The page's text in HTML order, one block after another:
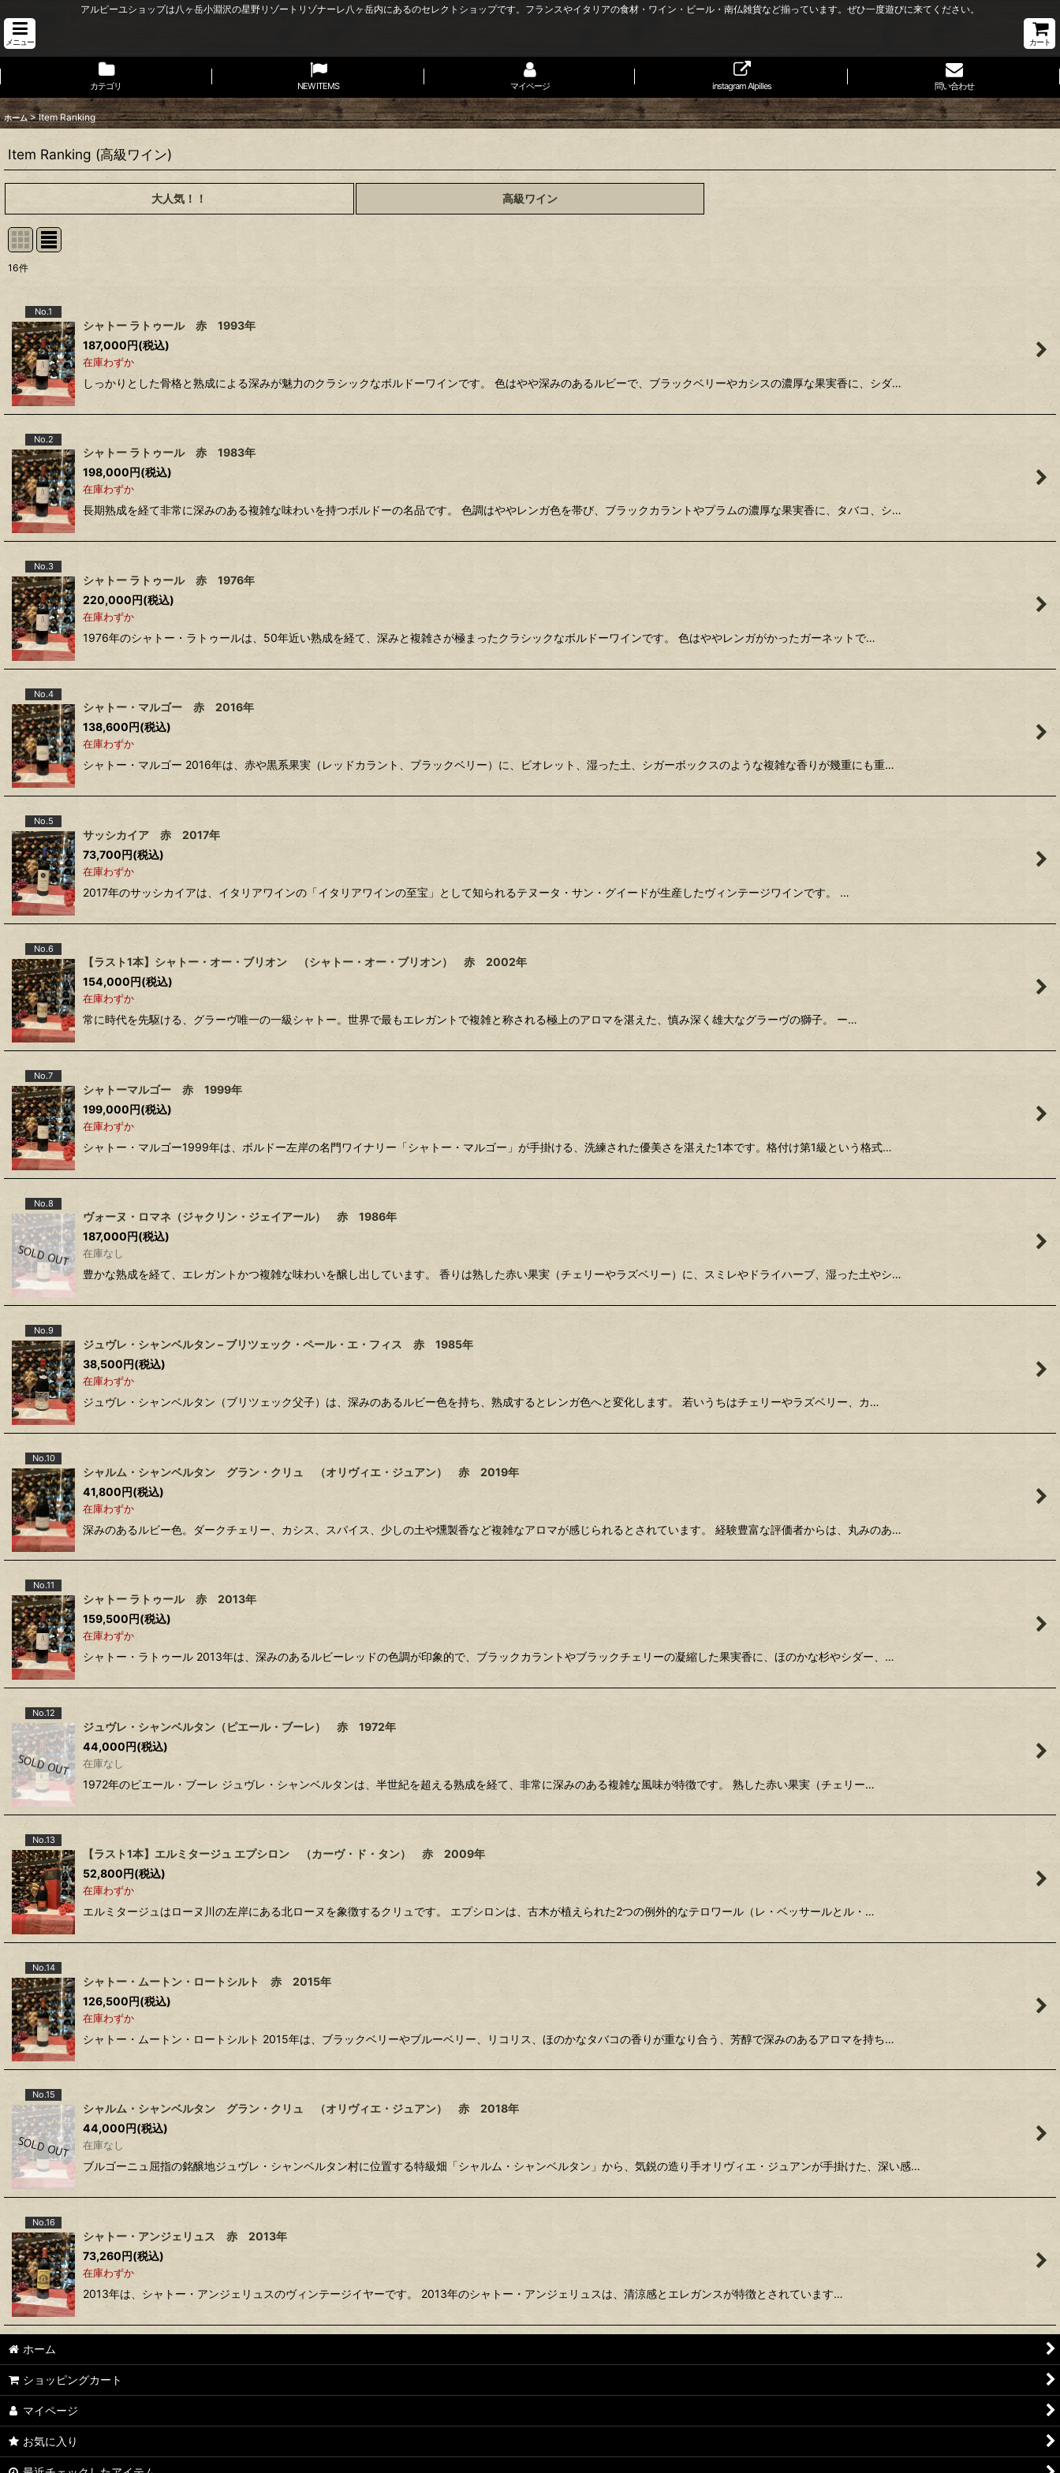
アルピーユショップは八ヶ岳小淵沢の星野リゾートリゾナーレ八ヶ岳内にあるのセレクトショップです。フランスやイタリアの食材・ワイン・ビール・南仏雑貨など揃っています。ぜひ一度遊びに来てください。
メニュー カート
カテゴリ NEW ITEMS マイページ instagram Alpilles 問い合わせ
ホーム > Item Ranking
Item Ranking (高級ワイン)
大人気！！ 高級ワイン
16件
No.1
シャトー ラトゥール 赤 1993年
187,000円(税込)
在庫わずか
しっかりとした骨格と熟成による深みが魅力のクラシックなボルドーワインです。 色はやや深みのあるルビーで、ブラックベリーやカシスの濃厚な果実香に、シダ…
No.2
シャトー ラトゥール 赤 1983年
198,000円(税込)
在庫わずか
長期熟成を経て非常に深みのある複雑な味わいを持つボルドーの名品です。 色調はややレンガ色を帯び、ブラックカラントやプラムの濃厚な果実香に、タバコ、シ…
No.3
シャトー ラトゥール 赤 1976年
220,000円(税込)
在庫わずか
1976年のシャトー・ラトゥールは、50年近い熟成を経て、深みと複雑さが極まったクラシックなボルドーワインです。 色はややレンガがかったガーネットで…
No.4
シャトー・マルゴー 赤 2016年
138,600円(税込)
在庫わずか
シャトー・マルゴー 2016年は、赤や黒系果実（レッドカラント、ブラックベリー）に、ビオレット、湿った土、シガーボックスのような複雑な香りが幾重にも重…
No.5
サッシカイア 赤 2017年
73,700円(税込)
在庫わずか
2017年のサッシカイアは、イタリアワインの「イタリアワインの至宝」として知られるテヌータ・サン・グイードが生産したヴィンテージワインです。 …
No.6
【ラスト1本】シャトー・オー・ブリオン （シャトー・オー・ブリオン） 赤 2002年
154,000円(税込)
在庫わずか
常に時代を先駆ける、グラーヴ唯一の一級シャトー。世界で最もエレガントで複雑と称される極上のアロマを湛えた、慎み深く雄大なグラーヴの獅子。 ー…
No.7
シャトーマルゴー 赤 1999年
199,000円(税込)
在庫わずか
シャトー・マルゴー1999年は、ボルドー左岸の名門ワイナリー「シャトー・マルゴー」が手掛ける、洗練された優美さを湛えた1本です。格付け第1級という格式…
No.8
ヴォーヌ・ロマネ（ジャクリン・ジェイアール） 赤 1986年
187,000 円(税込)
在庫なし
豊かな熟成を経て、エレガントかつ複雑な味わいを醸し出しています。 香りは熟した赤い果実（チェリーやラズベリー）に、スミレやドライハーブ、湿った土やシ…
No.9
ジュヴレ・シャンベルタン – ブリツェック・ペール・エ・フィス 赤 1985年
38,500円(税込)
在庫わずか
ジュヴレ・シャンベルタン（ブリツェック父子）は、深みのあるルビー色を持ち、熟成するとレンガ色へと変化します。 若いうちはチェリーやラズベリー、カ…
No.10
シャルム・シャンベルタン グラン・クリュ （オリヴィエ・ジュアン） 赤 2019年
41,800円(税込)
在庫わずか
深みのあるルビー色。ダークチェリー、カシス、スパイス、少しの土や燻製香など複雑なアロマが感じられるとされています。 経験豊富な評価者からは、丸みのあ…
No.11
シャトー ラトゥール 赤 2013年
159,500円(税込)
在庫わずか
シャトー・ラトゥール 2013年は、深みのあるルビーレッドの色調が印象的で、ブラックカラントやブラックチェリーの凝縮した果実香に、ほのかな杉やシダー、…
No.12
ジュヴレ・シャンベルタン（ピエール・ブーレ） 赤 1972年
44,000円(税込)
在庫なし
1972年のピエール・ブーレ ジュヴレ・シャンベルタンは、半世紀を超える熟成を経て、非常に深みのある複雑な風味が特徴です。 熟した赤い果実（チェリー…
No.13
【ラスト1本】エルミタージュ エプシロン （カーヴ・ド・タン） 赤 2009年
52,800円(税込)
在庫わずか
エルミタージュはローヌ川の左岸にある北ローヌを象徴するクリュです。 エプシロンは、古木が植えられた2つの例外的なテロワール（レ・ベッサールとル・…
No.14
シャトー・ムートン・ロートシルト 赤 2015年
126,500円(税込)
在庫わずか
シャトー・ムートン・ロートシルト 2015年は、ブラックベリーやブルーベリー、リコリス、ほのかなタバコの香りが重なり合う、芳醇で深みのあるアロマを持ち…
No.15
シャルム・シャンベルタン グラン・クリュ （オリヴィエ・ジュアン） 赤 2018年
44,000円(税込)
在庫なし
ブルゴーニュ屈指の銘醸地ジュヴレ・シャンベルタン村に位置する特級畑「シャルム・シャンベルタン」から、気鋭の造り手オリヴィエ・ジュアンが手掛けた、深い感…
No.16
シャトー・アンジェリュス 赤 2013年
73,260円(税込)
在庫わずか
2013年は、シャトー・アンジェリュスのヴィンテージイヤーです。 2013年のシャトー・アンジェリュスは、清涼感とエレガンスが特徴とされています…
ホーム
ショッピングカート
マイページ
お気に入り